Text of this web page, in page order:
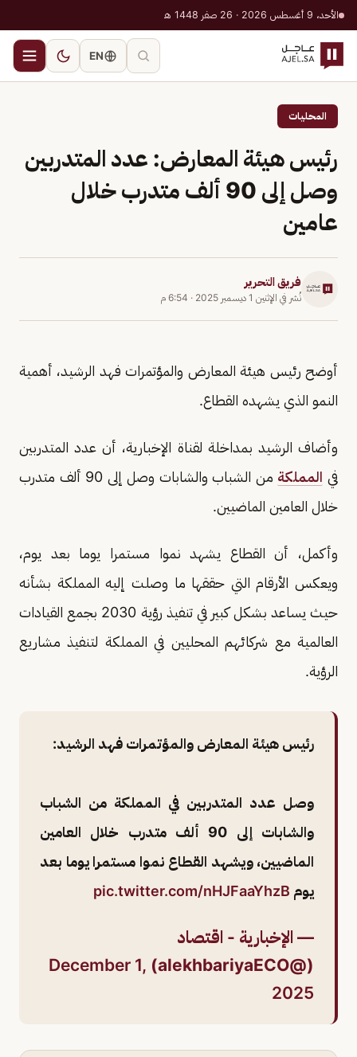
الأحد، 9 أغسطس 2026 · 26 صفر 1448 هـ
EN
المحليات
رئيس هيئة المعارض: عدد المتدربين
وصل إلى 90 ألف متدرب خلال
عامين
فريق التحرير
نُشر في الإثنين 1 ديسمبر 2025 · 6:54 م
أوضح رئيس هيئة المعارض والمؤتمرات فهد الرشيد، أهمية
النمو الذي يشهده القطاع.
وأضاف الرشيد بمداخلة لقناة الإخبارية، أن عدد المتدربين
في المملكة
من الشباب والشابات وصل إلى 90 ألف متدرب
خلال العامين الماضيين.
وأكمل، أن القطاع يشهد نموا مستمرا يوما بعد يوم،
ويعكس الأرقام التي حققها ما وصلت إليه المملكة بشأنه
حيث يساعد بشكل كبير في تنفيذ رؤية 2030 بجمع القيادات
العالمية مع شركائهم المحليين في المملكة لتنفيذ مشاريع
الرؤية.
رئيس هيئة المعارض والمؤتمرات فهد الرشيد:
وصل عدد المتدربين في المملكة من الشباب
والشابات إلى 90 ألف متدرب خلال العامين
الماضيين، ويشهد القطاع نموا مستمرا يوما بعد
يوم pic.twitter.com/nHJFaaYhzB
— الإخبارية - اقتصاد
(@alekhbariyaECO)
December 1,
2025